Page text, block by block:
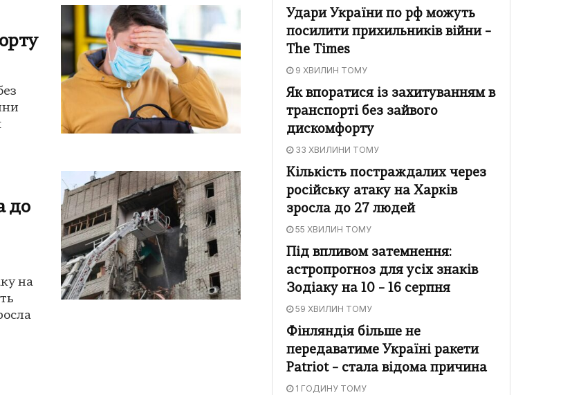
до
на
Удари України по рф можуть
посилити прихильників війни –
The Times
9 ХВИЛИН ТОМУ
Як впоратися із захитуванням в
транспорті без зайвого
дискомфорту
33 ХВИЛИНИ ТОМУ
Кількість постраждалих через
російську атаку на Харків
зросла до 27 людей
55 ХВИЛИН ТОМУ
Під впливом затемнення:
астропрогноз для усіх знаків
Зодіаку на 10 – 16 серпня
59 ХВИЛИН ТОМУ
Фінляндія більше не
передаватиме Україні ракети
Patriot – стала відома причина
1 ГОДИНУ ТОМУ